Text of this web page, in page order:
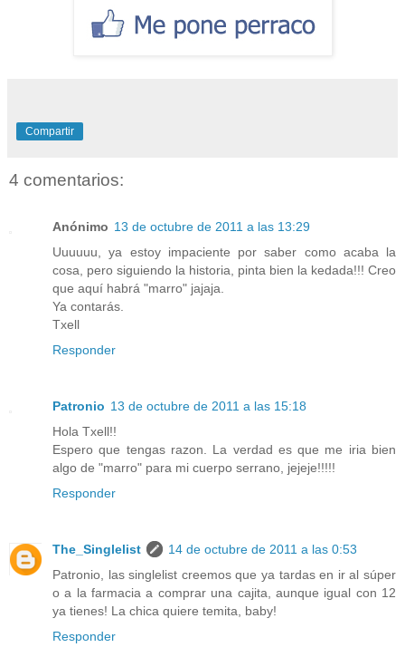
Compartir
4 comentarios:
Anónimo 13 de octubre de 2011 a las 13:29
Uuuuuu, ya estoy impaciente por saber como acaba la
cosa, pero siguiendo la historia, pinta bien la kedada!!! Creo
que aquí habrá "marro" jajaja.
Ya contarás.
Txell
Responder
Patronio 13 de octubre de 2011 a las 15:18
Hola Txell!!
Espero que tengas razon. La verdad es que me iria bien
algo de "marro" para mi cuerpo serrano, jejeje!!!!!
Responder
The_Singlelist
14 de octubre de 2011 a las 0:53
Patronio, las singlelist creemos que ya tardas en ir al súper
o a la farmacia a comprar una cajita, aunque igual con 12
ya tienes! La chica quiere temita, baby!
Responder